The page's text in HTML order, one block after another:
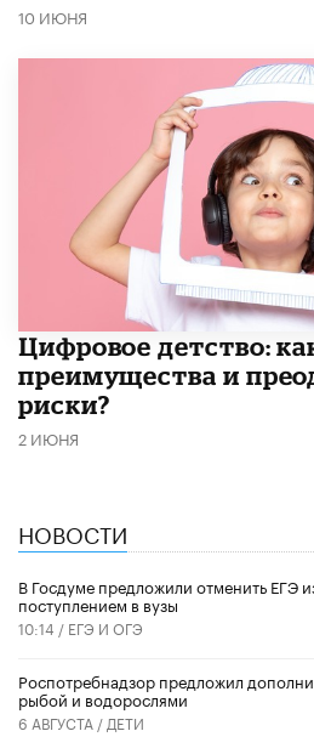
10 ИЮНЯ
​Цифровое детство:
преимущества и
риски?
2 ИЮНЯ
НОВОСТИ
В Госдуме предложили отменить ЕГЭ
поступлением в вузы
10:14 / ЕГЭ И ОГЭ
Роспотребнадзор предложил
рыбой и водорослями
6 АВГУСТА / ДЕТИ